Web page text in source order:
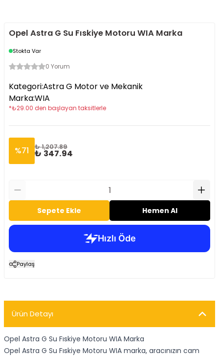
Opel Astra G Su Fıskiye Motoru WIA Marka
Stokta Var
0 Yorum
Kategori:Astra G Motor ve Mekanik
Marka:WIA
*₺29.00 den başlayan taksitlerle
%71 ₺ 1,207.89
₺ 347.94
Sepete Ekle Hemen Al
Paylaş
Ürün Detayı
Opel Astra G Su Fıskiye Motoru WIA Marka
Opel Astra G Su Fıskiye Motoru WIA marka, aracınızın cam